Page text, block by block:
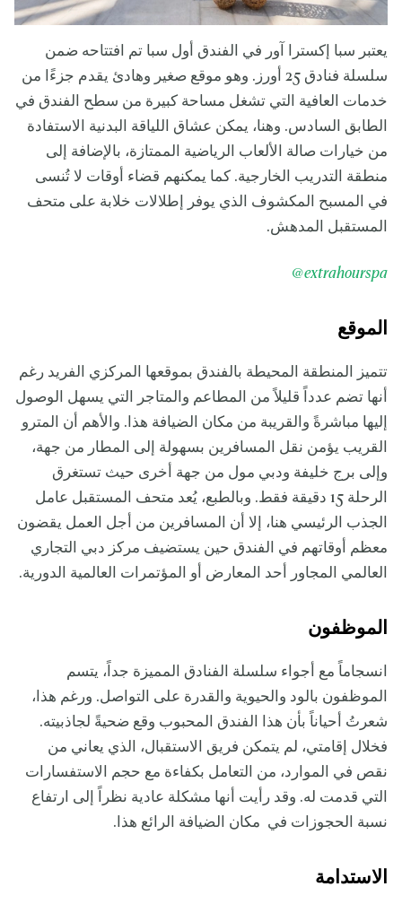
يعتبر سبا إكسترا آور في الفندق أول سبا تم افتتاحه ضمن
سلسلة فنادق 25 أورز. وهو موقع صغير وهادئ يقدم جزءًا من
خدمات العافية التي تشغل مساحة كبيرة من سطح الفندق في
الطابق السادس. وهنا، يمكن عشاق اللياقة البدنية الاستفادة
من خيارات صالة الألعاب الرياضية الممتازة، بالإضافة إلى
منطقة التدريب الخارجية. كما يمكنهم قضاء أوقات لا تُنسى
في المسبح المكشوف الذي يوفر إطلالات خلابة على متحف
المستقبل المدهش.
extrahourspa
@
الموقع
تتميز المنطقة المحيطة بالفندق بموقعها المركزي الفريد رغم
أنها تضم عدداً قليلاً من المطاعم والمتاجر التي يسهل الوصول
إليها مباشرةً والقريبة من مكان الضيافة هذا. والأهم أن المترو
القريب يؤمن نقل المسافرين بسهولة إلى المطار من جهة،
وإلى برج خليفة ودبي مول من جهة أخرى حيث تستغرق
الرحلة 15 دقيقة فقط. وبالطبع، يُعد متحف المستقبل عامل
الجذب الرئيسي هنا، إلا أن المسافرين من أجل العمل يقضون
معظم أوقاتهم في الفندق حين يستضيف مركز دبي التجاري
العالمي المجاور أحد المعارض أو المؤتمرات العالمية الدورية.
الموظفون
انسجاماً مع أجواء سلسلة الفنادق المميزة جداً، يتسم
الموظفون بالود والحيوية والقدرة على التواصل. ورغم هذا،
شعرتُ أحياناً بأن هذا الفندق المحبوب وقع ضحيةً لجاذبيته.
فخلال إقامتي، لم يتمكن فريق الاستقبال، الذي يعاني من
نقص في الموارد، من التعامل بكفاءة مع حجم الاستفسارات
التي قدمت له. وقد رأيت أنها مشكلة عادية نظراً إلى ارتفاع
نسبة الحجوزات في مكان الضيافة الرائع هذا.
الاستدامة